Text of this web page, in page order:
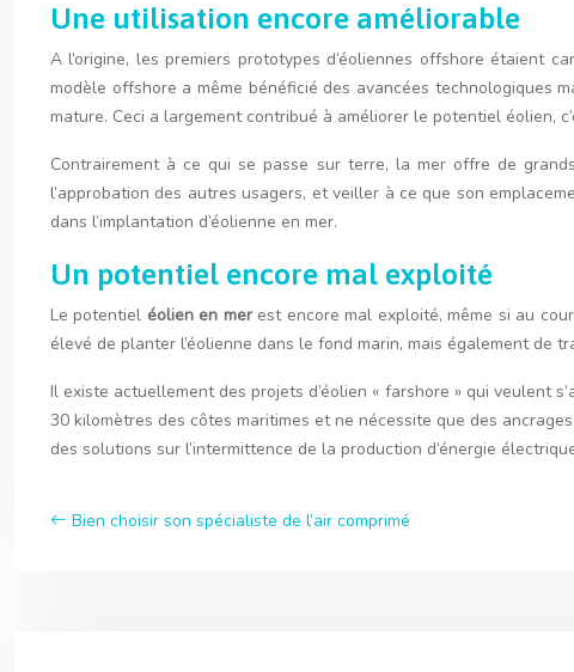
Une utilisation encore améliorable
A l’origine, les premiers prototypes d’éoliennes offshore étaient
modèle offshore a même bénéficié des avancées technologiques
mature. Ceci a largement contribué à améliorer le potentiel éolien,
Contrairement à ce qui se passe sur terre, la mer offre de
l’approbation des autres usagers, et veiller à ce que son
dans l’implantation d’éolienne en mer.
Un potentiel encore mal exploité
Le potentiel éolien en merest encore mal exploité, même si au
élevé de planter l’éolienne dans le fond marin, mais également de
Il existe actuellement des projets d’éolien « farshore » qui veulent
30 kilomètres des côtes maritimes et ne nécessite que des
des solutions sur l’intermittence de la production d’énergie
Bien choisir son spécialiste de l’air comprimé